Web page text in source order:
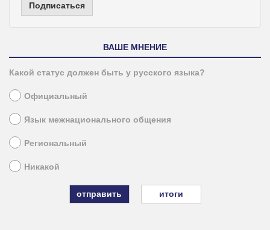
Подписаться
ВАШЕ МНЕНИЕ
Какой статус должен быть у русского языка?
Официальный
Язык межнационального общения
Региональный
Никакой
итоги